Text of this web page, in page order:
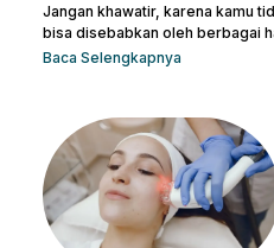
Jangan khawatir, karena kamu
bisa disebabkan oleh berbagai
bakar, hingga bekas operasi.
beauties mengetahui cara
agar kamu bisa kembali
Baca Selengkapnya